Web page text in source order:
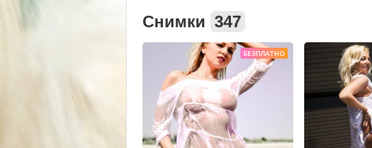
Снимки 347
БЕЗПЛАТНО